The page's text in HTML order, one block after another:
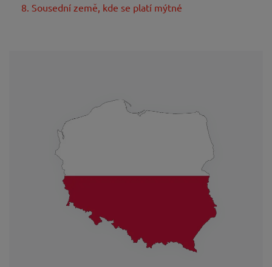
8. Sousední země, kde se platí mýtné